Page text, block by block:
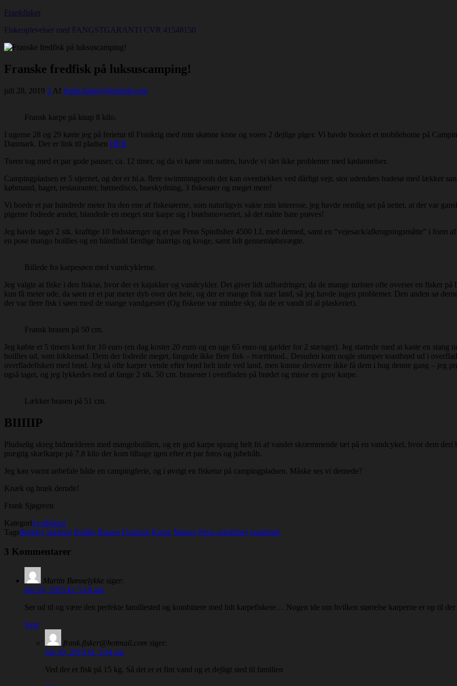
Frankfisker
Fiskeoplevelser med FANGSTGARANTI CVR 41548150
Franske fredfisk på luksuscamping!
juli 28, 2019 3 Af frank.fisker@hotmail.com
Fransk karpe på knap 8 kilo.
I ugerne 28 og 29 kørte jeg på ferietur til Frankrig med min skønne kone og vores 2 dejlige piger. Vi havde booket et mobilehome på
Danmark. Der er link til pladsen HER
Turen tog med et par gode pauser, ca. 12 timer, og da vi kørte om natten, havde vi slet ikke problemer med kødannelser.
Campingpladsen er 5 stjernet, og der er bl.a. flere swimmingpools der kan overdækkes ved dårligt vejr, stor udendørs badesø med lækker
købmand, bager, restauranter, børnedisco, bueskydning, 3 fiskesøer og meget mere!
Vi boede et par hundrede meter fra den ene af fiskesøerne, som naturligvis vakte min interesse. jeg havde nemlig set på nettet, at der var
pigerne fodrede ænder, blandede en meget stor karpe sig i brødsmovseriet, så det måtte bare prøves!
Jeg havde taget 2 stk. kraftige 10 fodsstænger og et par Penn Spinfisher 4500 LL med derned, samt en “vejesack/afkrogningsmåtte” i form
en pose mango boillies og en håndfuld færdige hairrigs og kroge, samt lidt gennemløbsvægte.
Billede fra karpesøen med vandcyklerne.
Jeg valgte at fiske i den fisksø, hvor der er kajakker og vandcykler. Det giver lidt udfordringer, da de mange turister ofte overser en fisker
kun få meter ude, da søen er et par meter dyb over det hele, og der er mange fisk nær land, så jeg havde ingen problemer. Den anden sø
der var flere fisk i søen med de mange vandgæster (Og fiskene var mindre sky, da de er vandt til al plaskeriet).
Fransk brasen på 50 cm.
Jeg købte et 5 timers kort for 10 euro (en dag koster 20 euro og en uge 65 euro og gælder for 2 stænger). Jeg startede med at kaste en
boillies ud, som lokkemad. Dem der fodrede meget, fangede ikke flere fisk – tværtimod.. Desuden kom nogle stumper toastbrød ud i
overfladefiskeri med brød. Jeg så ofte karper vende efter brød helt inde ved land, men kunne desværre ikke få dem i hug denne gang – jeg
også taget, og jeg lykkedes med at fange 2 stk. 50 cm. brasener i overfladen på brødet og misse en grov karpe.
Lækker brasen på 51 cm.
BIIIIIP
Pludselig skreg bidmelderen med mangoboillien, og en god karpe sprang helt fri af vandet skræmmende tæt på en vandcykel, hvor dem
prægtig skælkarpe på 7,8 kilo der kom tilbage igen efter et par fotos og jubelråb.
Jeg kan varmt anbefale både en campingferie, og i øvrigt en fisketur på campingpladsen. Måske ses vi dernede?
Knæk og bræk derude!
Frank Sjøgreen
KategoriLystfiskeri
TagsBerkley skeletor Boillie Brasen Frankrig Karpe Mango Penn spinfisher toastbrød
3 Kommentarer
Martin Bønnelykke siger:
juli 29, 2019 kl. 5:18 pm
Ser ud til og være den perfekte familiested og kombinere med lidt karpefiskere… Nogen ide om hvilken størrelse karperne er op til
Svar
frank.fisker@hotmail.com siger:
juli 30, 2019 kl. 5:34 am
Ved der er fisk på 15 kg. Så det er et fint vand og et dejligt sted til familien